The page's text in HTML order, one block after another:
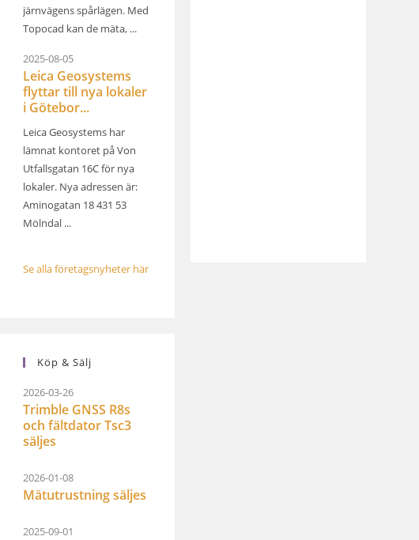
järnvägens spårlägen. Med
Topocad kan de mäta, ...
2025-08-05
Leica Geosystems
flyttar till nya lokaler
i Götebor...
Leica Geosystems har
lämnat kontoret på Von
Utfallsgatan 16C för nya
lokaler. Nya adressen är:
Aminogatan 18 431 53
Mölndal ...
Se alla företagsnyheter här
Köp & Sälj
2026-03-26
Trimble GNSS R8s
och fältdator Tsc3
säljes
2026-01-08
Mätutrustning säljes
2025-09-01